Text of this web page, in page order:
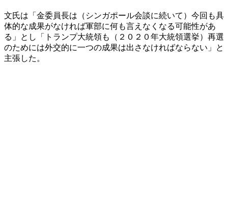
文氏は「金委員長は（シンガポール会談に続いて）今回も具
体的な成果がなければ軍部に何も言えなくなる可能性があ
る」とし「トランプ大統領も（２０２０年大統領選挙）再選
のためには外交的に一つの成果は出さなければならない」と
主張した。